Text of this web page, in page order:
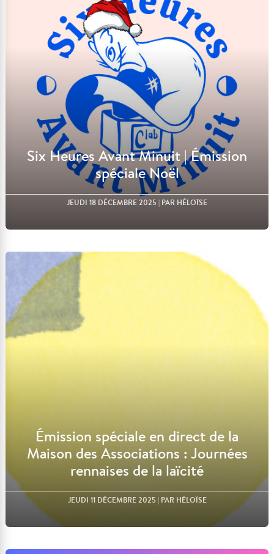
Lire l'article
Six Heures Avant Minuit | Émission
spéciale Noël
JEUDI 18 DÉCEMBRE 2025| PAR HÉLOÏSE
Émission spéciale en direct de la
Maison des Associations : Journées
rennaises de la laïcité
JEUDI 11 DÉCEMBRE 2025| PAR HÉLOÏSE